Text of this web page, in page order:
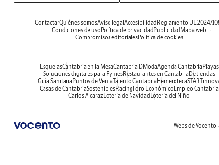
ContactarQuiénes somosAviso legal Accesibilidad Reglamento UE 2024/
Condiciones de uso Política de privacidad Publicidad Mapa web
Compromisos editorialesPolítica de cookies
EsquelasCantabria en la MesaCantabria DModaAgenda Cantabria Playas
Soluciones digitales para PymesRestaurantes en Cantabria De tiendas
Guía Sanitaria Puntos de VentaTalento Cantabria Hemeroteca
Casas de CantabriaSosteniblesRacing Foro Económico Empleo Cantabria
Carlos AlcarazLotería de Navidad Lotería del Niño
Webs de Vocento